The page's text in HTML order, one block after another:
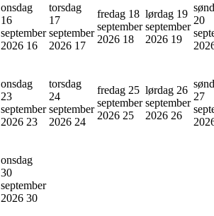
onsdag
16
september
2026 16
torsdag
17
september
2026 17
fredag 18
september
2026 18
lørdag 19
september
2026 19
20
onsdag
23
september
2026 23
torsdag
24
september
2026 24
fredag 25
september
2026 25
lørdag 26
september
2026 26
27
onsdag
30
september
2026 30